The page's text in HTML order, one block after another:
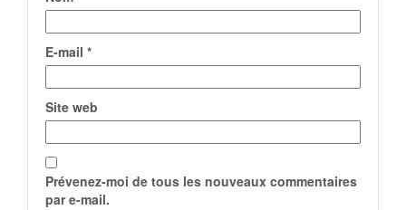
E-mail*
Site web
Prévenez-moi de tous les nouveaux commentaires
par e-mail.